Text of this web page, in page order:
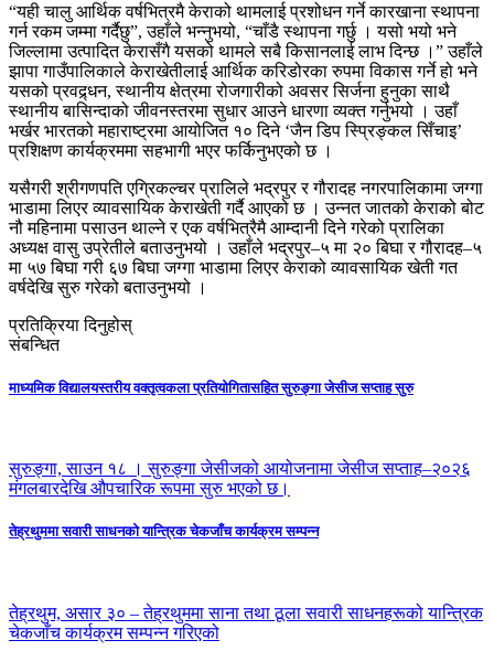
“यही चालु आर्थिक वर्षभित्रमै केराको थामलाई प्रशोधन गर्ने कारखाना स्थापना
गर्न रकम जम्मा गर्दैछु”, उहाँले भन्नुभयो, “चाँडै स्थापना गर्छु । यसो भयो भने
जिल्लामा उत्पादित केरासँगै यसको थामले सबै किसानलाई लाभ दिन्छ ।” उहाँले
झापा गाउँपालिकाले केराखेतीलाई आर्थिक करिडोरका रुपमा विकास गर्ने हो भने
यसको प्रवद्र्धन, स्थानीय क्षेत्रमा रोजगारीको अवसर सिर्जना हुनुका साथै
स्थानीय बासिन्दाको जीवनस्तरमा सुधार आउने धारणा व्यक्त गर्नुभयो । उहाँ
भर्खर भारतको महाराष्ट्रमा आयोजित १० दिने ‘जैन डिप स्प्रिङ्कल सिँचाइ’
प्रशिक्षण कार्यक्रममा सहभागी भएर फर्किनुभएको छ ।
यसैगरी श्रीगणपति एग्रिकल्चर प्रालिले भद्रपुर र गौरादह नगरपालिकामा जग्गा
भाडामा लिएर व्यावसायिक केराखेती गर्दै आएको छ । उन्नत जातको केराको बोट
नौ महिनामा पसाउन थाल्ने र एक वर्षभित्रैमै आम्दानी दिने गरेको प्रालिका
अध्यक्ष वासु उप्रेतीले बताउनुभयो । उहाँले भद्रपुर–५ मा २० बिघा र गौरादह–५
मा ५७ बिघा गरी ६७ बिघा जग्गा भाडामा लिएर केराको व्यावसायिक खेती गत
वर्षदेखि सुरु गरेको बताउनुभयो ।
प्रतिक्रिया दिनुहोस्
संबन्धित
माध्यमिक विद्यालयस्तरीय वक्तृत्वकला प्रतियोगितासहित सुरुङ्गा जेसीज सप्ताह सुरु
सुरुङ्गा, साउन १८ । सुरुङ्गा जेसीजको आयोजनामा जेसीज सप्ताह–२०२६
मंगलबारदेखि औपचारिक रूपमा सुरु भएको छ।
तेह्रथुममा सवारी साधनको यान्त्रिक चेकजाँच कार्यक्रम सम्पन्न
तेह्रथुम, असार ३० – तेह्रथुममा साना तथा ठूला सवारी साधनहरूको यान्त्रिक
चेकजाँच कार्यक्रम सम्पन्न गरिएको